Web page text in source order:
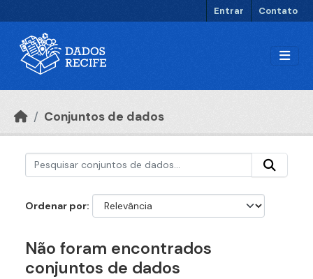
Entrar Contato
Conjuntos de dados
Ordenar por
Não foram encontrados
conjuntos de dados